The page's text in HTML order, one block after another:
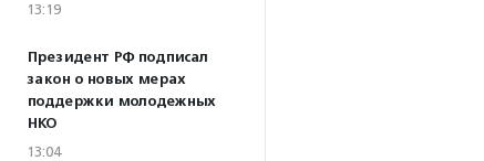
13:19
Президент РФ подписал
закон о новых мерах
поддержки молодежных
НКО
13:04